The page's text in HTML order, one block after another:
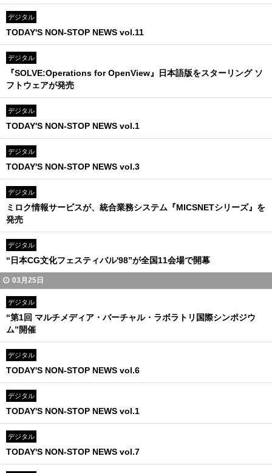
デジタル
TODAY'S NON-STOP NEWS vol.11
デジタル
『SOLVE:Operations for OpenView』日本語版をスターリング ソ
フトウェアが発売
デジタル
TODAY'S NON-STOP NEWS vol.1
デジタル
TODAY'S NON-STOP NEWS vol.3
デジタル
ミロク情報サービスが、統合業務システム『MICSNETシリーズ』を
発売
デジタル
“日本CG文化フェスティバル'98”が全国11会場で開幕
03月25日
デジタル
“第1回 マルチメディア・バーチャル・ラボラトリ国際シンポジウ
ム”開催
デジタル
TODAY'S NON-STOP NEWS vol.6
デジタル
TODAY'S NON-STOP NEWS vol.1
デジタル
TODAY'S NON-STOP NEWS vol.7